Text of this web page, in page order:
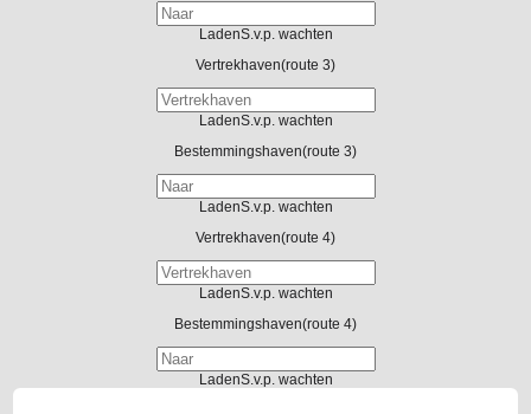
LadenS.v.p. wachten
Vertrekhaven(route 3)
LadenS.v.p. wachten
Bestemmingshaven(route 3)
LadenS.v.p. wachten
Vertrekhaven(route 4)
LadenS.v.p. wachten
Bestemmingshaven(route 4)
LadenS.v.p. wachten